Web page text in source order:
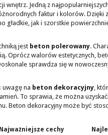
wnętrz. Jedną z
faktur i kolorów.
gładkie, jak i szorstkie
jest beton polerowany.
Oprócz walorów estetycznych,
sprawdza się w
na beton dekoracyjny,
To sprawia, że można
Beton dekoracyjny może być
Najważniejsze cechy